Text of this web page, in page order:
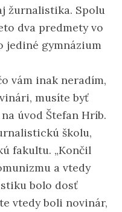
žurnalistika. Spolu
dva predmety vo
jediné gymnázium
vám inak neradím,
musíte byť
úvod Štefan Hríb.
školu,
fakultu. „Končil
a vtedy
bolo dosť
vtedy boli novinár,